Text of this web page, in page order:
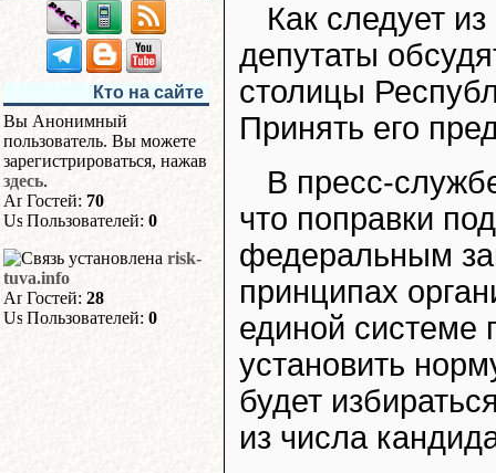
Кто на сайте
Вы Анонимный
пользователь. Вы можете
зарегистрироваться, нажав
здесь.
Гостей: 70
Пользователей: 0
risk-
tuva.info
Гостей: 28
Пользователей: 0
Как следует
депутаты
столицы
Принять его
В пресс-
что поправки
федеральным
принципах
единой системе
установить
будет
из числа